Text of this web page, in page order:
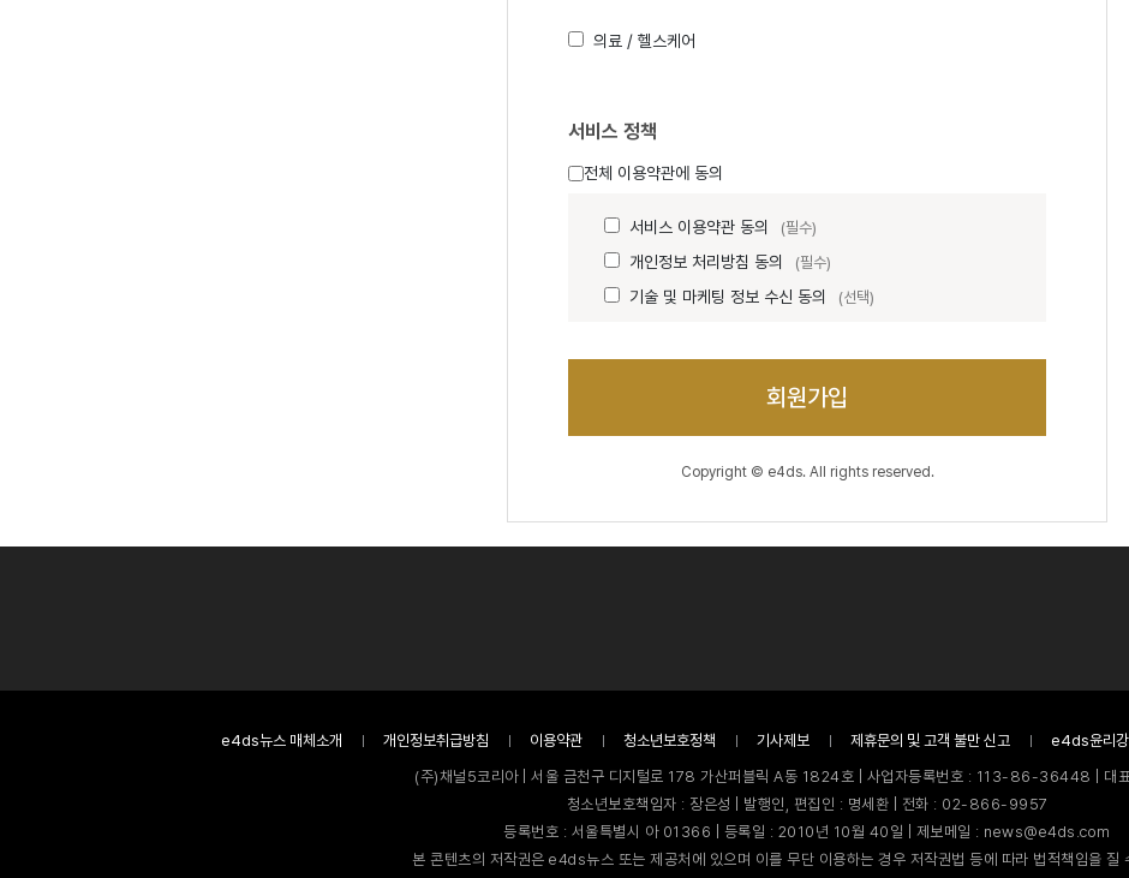
의료 / 헬스케어
서비스 정책
전체 이용약관에 동의
서비스 이용약관 동의 (필수)
개인정보 처리방침 동의 (필수)
기술 및 마케팅 정보 수신 동의 (선택)
회원가입
Copyright © e4ds. All rights reserved.
e4ds뉴스 매체소개 개인정보취급방침 이용약관 청소년보호정책 기사제보 제휴문의 및 고객 불만 신고 e4ds윤리
(주)채널5코리아 | 서울 금천구 디지털로 178 가산퍼블릭 A동 1824호 | 사업자등록번호 : 113-86-36448 | 대
청소년보호책임자 : 장은성 | 발행인, 편집인 : 명세환 | 전화 : 02-866-9957
등록번호 : 서울특별시 아 01366 | 등록일 : 2010년 10월 40일 | 제보메일 : news@e4ds.com
본 콘텐츠의 저작권은 e4ds뉴스 또는 제공처에 있으며 이를 무단 이용하는 경우 저작권법 등에 따라 법적책임을 질